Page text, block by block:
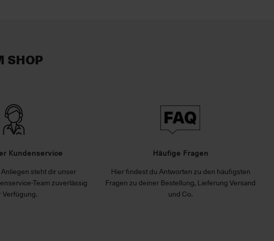
SHOP
Kundenservice
steht dir unser
Team zuverlässig
Verfügung.
Häufige Fragen
Hier findest du Antworten zu den häufigsten
Fragen zu deiner Bestellung, Lieferung Versand
und Co.